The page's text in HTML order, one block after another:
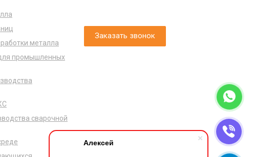
Алексей
металла
промышленных
сварочной
Заказать звонок